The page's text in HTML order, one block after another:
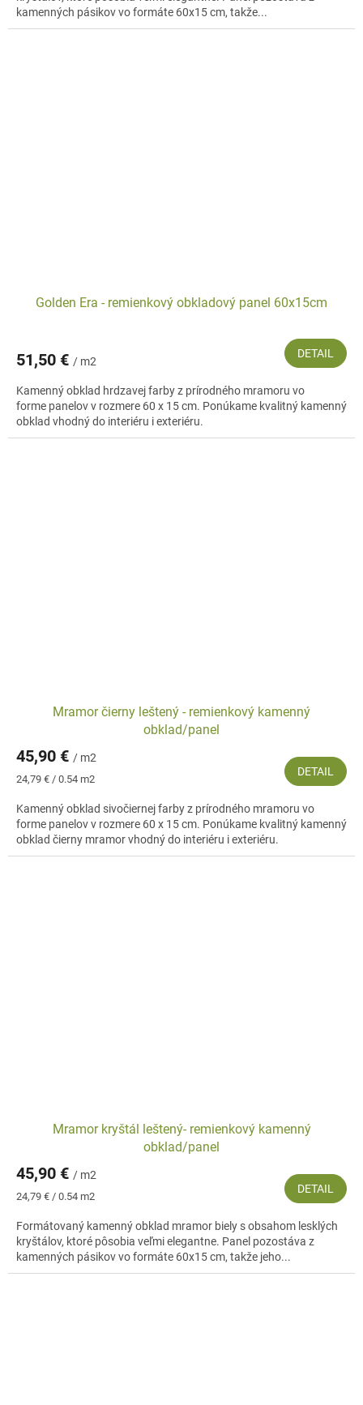
kamenných pásikov vo formáte 60x15 cm, takže...
Golden Era - remienkový obkladový panel 60x15cm
51,50 € / m2
DETAIL
Kamenný obklad hrdzavej farby z prírodného mramoru vo
forme panelov v rozmere 60 x 15 cm. Ponúkame kvalitný kamenný
obklad vhodný do interiéru i exteriéru.
Mramor čierny leštený - remienkový kamenný
obklad/panel
45,90 € / m2
Jednotková
24,79 € / 0.54 m2
DETAIL
Kamenný obklad sivočiernej farby z prírodného mramoru vo
forme panelov v rozmere 60 x 15 cm. Ponúkame kvalitný kamenný
obklad čierny mramor vhodný do interiéru i exteriéru.
Mramor kryštál leštený- remienkový kamenný
obklad/panel
45,90 € / m2
Jednotková
24,79 € / 0.54 m2
DETAIL
Formátovaný kamenný obklad mramor biely s obsahom lesklých
kryštálov, ktoré pôsobia veľmi elegantne. Panel pozostáva z
kamenných pásikov vo formáte 60x15 cm, takže jeho...